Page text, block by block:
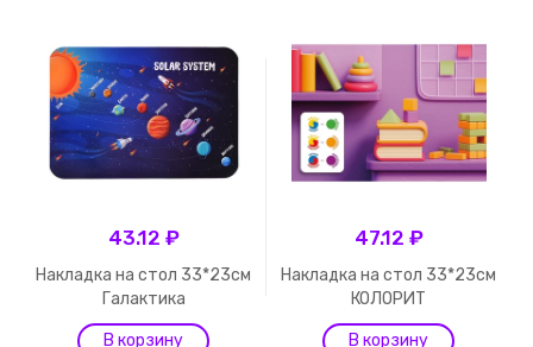
43.12 ₽
Накладка на стол 33*23см
Галактика
47.12 ₽
Накладка на стол 33*23см
КОЛОРИТ